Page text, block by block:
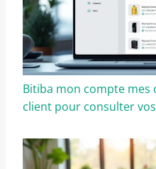
Bitiba mon compte mes
client pour consulter